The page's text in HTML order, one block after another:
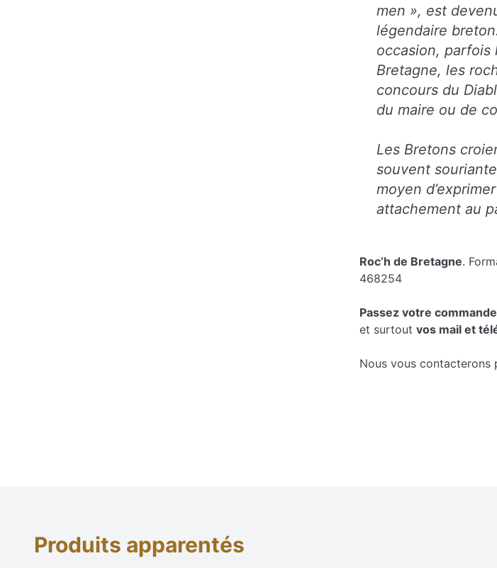
men », est
légendaire
occasion, parfois
Bretagne, les
concours du
du maire ou de
Les Bretons
souvent
moyen
attachement au
Roc’h de Bretagne.
468254
Passez votre commande
et surtout vos mail et
Nous vous contacterons
Produits apparentés